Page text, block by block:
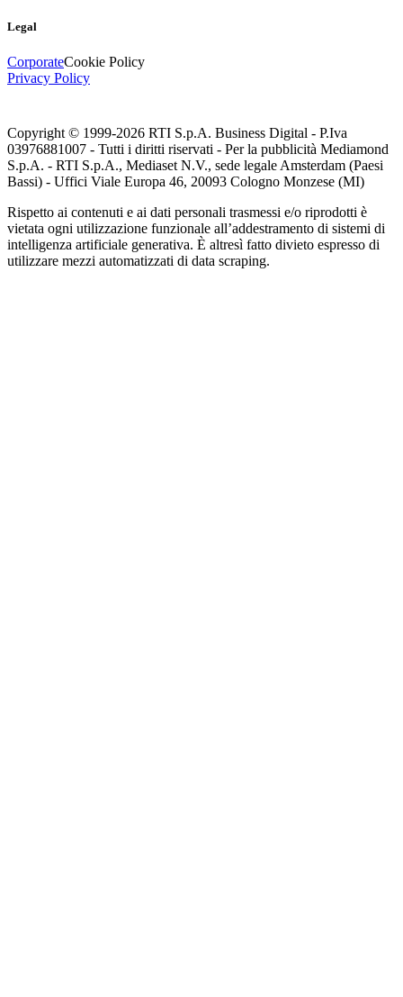
Legal
CorporateCookie Policy
Privacy Policy
Copyright © 1999-2026 RTI S.p.A. Business Digital - P.Iva
03976881007 - Tutti i diritti riservati - Per la pubblicità Mediamond
S.p.A. - RTI S.p.A., Mediaset N.V., sede legale Amsterdam (Paesi
Bassi) - Uffici Viale Europa 46, 20093 Cologno Monzese (MI)
Rispetto ai contenuti e ai dati personali trasmessi e/o riprodotti è
vietata ogni utilizzazione funzionale all’addestramento di sistemi di
intelligenza artificiale generativa. È altresì fatto divieto espresso di
utilizzare mezzi automatizzati di data scraping.